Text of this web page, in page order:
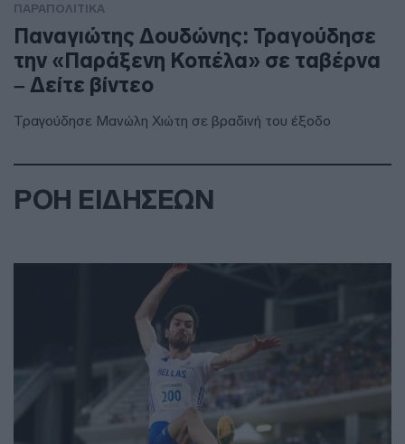
ΠΑΡΑΠΟΛΙΤΙΚΑ
Παναγιώτης Δουδώνης: Τραγούδησε
την «Παράξενη Κοπέλα» σε ταβέρνα
– Δείτε βίντεο
Τραγούδησε Μανώλη Χιώτη σε βραδινή του έξοδο
ΡΟΗ ΕΙΔΗΣΕΩΝ